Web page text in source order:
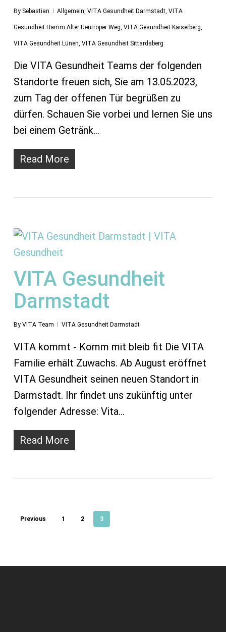
By Sebastian Allgemein, VITA Gesundheit Darmstadt, VITA
Gesundheit Hamm Alter Uentroper Weg, VITA Gesundheit Kaiserberg,
VITA Gesundheit Lünen, VITA Gesundheit Sittardsberg
Die VITA Gesundheit Teams der folgenden
Standorte freuen sich, Sie am 13.05.2023,
zum Tag der offenen Tür begrüßen zu
dürfen. Schauen Sie vorbei und lernen Sie uns
bei einem Getränk…
Read More
VITA Gesundheit
Darmstadt
By VITA Team VITA Gesundheit Darmstadt
VITA kommt - Komm mit bleib fit Die VITA
Familie erhält Zuwachs. Ab August eröffnet
VITA Gesundheit seinen neuen Standort in
Darmstadt. Ihr findet uns zukünftig unter
folgender Adresse: Vita…
Read More
Previous 1 2 3